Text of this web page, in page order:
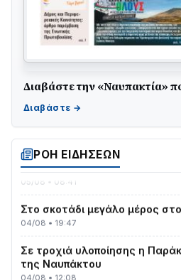
Διαβάστε την «Ναυπακτία»
ΡΟΗ ΕΙΔΗΣΕΩΝ
Παράδοση, Χορός & Γλέντι!
ΤΟ ΠΑΡΤΥ ΣΥΝΕΧΙΖΕΤΑΙ…
05/08 • 08:41
04/08 • 19:47
της Ναυπάκτου
04/08 • 12:08